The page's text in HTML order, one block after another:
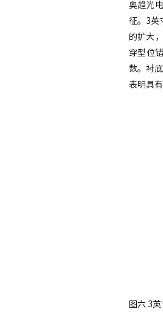
奥趋光
征。3英
的扩大
穿型位
数。衬
表明具
图六 3